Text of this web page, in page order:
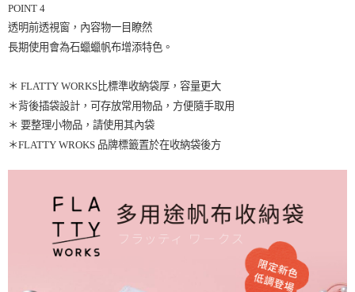
POINT 4
透明前透視窗，內容物一目瞭然
長期使用會為石蠟蠟帆布增添特色。
＊ FLATTY WORKS比標準收納袋厚，容量更大
＊背後插袋設計，可存放常用物品，方便隨手取用
＊ 要整理小物品，請使用其內袋
＊FLATTY WROKS 品牌標籤置於在收納袋後方